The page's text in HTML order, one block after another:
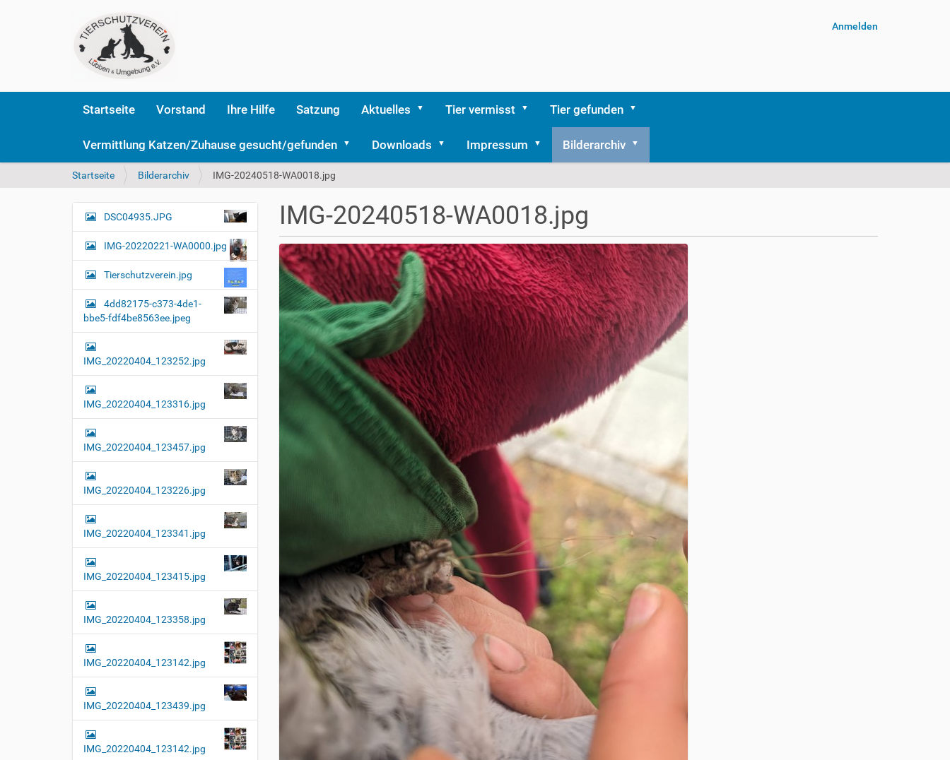
Anmelden
Startseite Vorstand Ihre Hilfe Satzung Aktuelles Tier vermisst Tier gefunden
Vermittlung Katzen/Zuhause gesucht/gefunden Downloads Impressum Bilderarchiv
S
e
i
d
i
Startseite Bilderarchiv IMG-20240518-WA0018.jpg
IMG-20240518-WA0018.jpg
N
i
g
a
t
i
o
n
DSC04935.JPG
IMG-20220221-WA0000.jpg
Tierschutzverein.jpg
4dd82175-c373-4de1-
bbe5-fdf4be8563ee.jpeg
IMG_20220404_123252.jpg
IMG_20220404_123316.jpg
IMG_20220404_123457.jpg
IMG_20220404_123226.jpg
IMG_20220404_123341.jpg
IMG_20220404_123415.jpg
IMG_20220404_123358.jpg
IMG_20220404_123142.jpg
IMG_20220404_123439.jpg
IMG_20220404_123142.jpg